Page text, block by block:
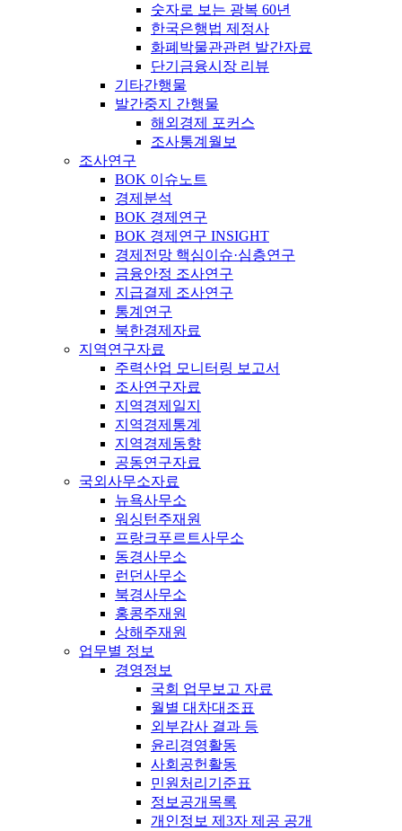
숫자로 보는 광복 60년
한국은행법 제정사
화폐박물관관련 발간자료
단기금융시장 리뷰
기타간행물
발간중지 간행물
해외경제 포커스
조사통계월보
조사연구
BOK 이슈노트
경제분석
BOK 경제연구
BOK 경제연구 INSIGHT
경제전망 핵심이슈·심층연구
금융안정 조사연구
지급결제 조사연구
통계연구
북한경제자료
지역연구자료
주력산업 모니터링 보고서
조사연구자료
지역경제일지
지역경제통계
지역경제동향
공동연구자료
국외사무소자료
뉴욕사무소
워싱턴주재원
프랑크푸르트사무소
동경사무소
런던사무소
북경사무소
홍콩주재원
상해주재원
업무별 정보
경영정보
국회 업무보고 자료
월별 대차대조표
외부감사 결과 등
윤리경영활동
사회공헌활동
민원처리기준표
정보공개목록
개인정보 제3자 제공 공개